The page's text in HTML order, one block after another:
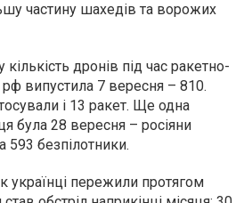
частину шахедів та ворожих
дронів під час ракетно-
випустила 7 вересня – 810.
і 13 ракет. Ще одна
була 28 вересня – росіяни
593 безпілотники.
українці пережили протягом